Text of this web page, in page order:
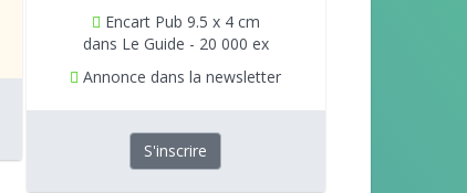
Encart Pub 9.5 x 4 cm
dans Le Guide - 20 000 ex
Annonce dans la newsletter
S'inscrire